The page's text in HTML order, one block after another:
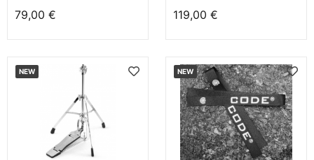
79,00 € 119,00 €
NEW NEW